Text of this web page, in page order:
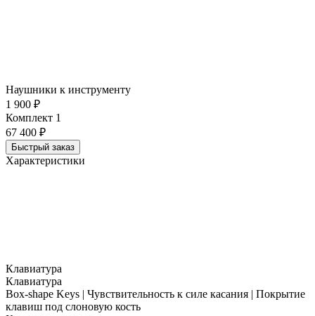
Наушники к инструменту
1 900 ₽
Комплект 1
67 400 ₽
Быстрый заказ
Характеристики
Клавиатура
Клавиатура
Box-shape Keys | Чувствительность к силе касания | Покрытие
клавиш под слоновую кость